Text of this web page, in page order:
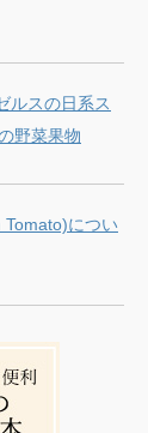
ルスの日系ス
野菜果物
につい